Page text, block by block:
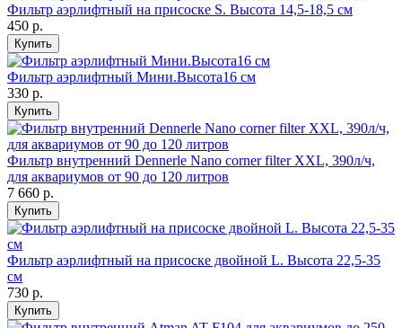
Фильтр аэрлифтный на присоске S. Высота 14,5-18,5 см
450 р.
Купить
Фильтр аэрлифтный Мини.Высота16 см
330 р.
Купить
Фильтр внутренний Dennerle Nano corner filter XXL, 390л/ч,
для аквариумов от 90 до 120 литров
7 660 р.
Купить
Фильтр аэрлифтный на присоске двойной L. Высота 22,5-35
см
730 р.
Купить